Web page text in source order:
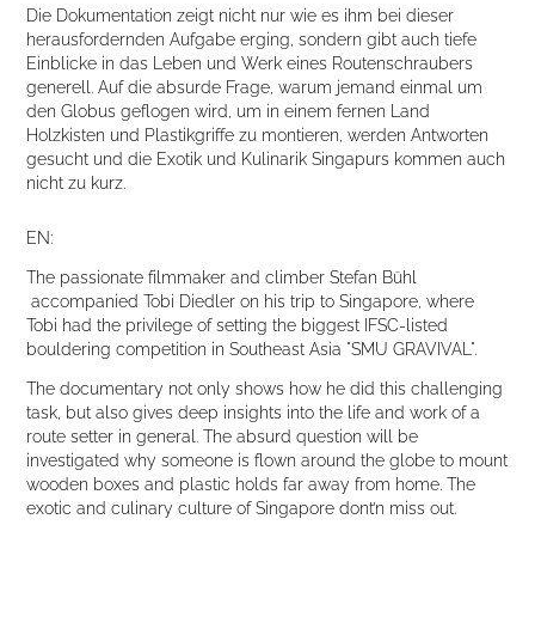
Die Dokumentation zeigt nicht nur wie es ihm bei dieser
herausfordernden Aufgabe erging, sondern gibt auch tiefe
Einblicke in das Leben und Werk eines Routenschraubers
generell. Auf die absurde Frage, warum jemand einmal um
den Globus geflogen wird, um in einem fernen Land
Holzkisten und Plastikgriffe zu montieren, werden Antworten
gesucht und die Exotik und Kulinarik Singapurs kommen auch
nicht zu kurz.
EN:
The passionate filmmaker and climber Stefan Bühl
accompanied Tobi Diedler on his trip to Singapore, where
Tobi had the privilege of setting the biggest IFSC-listed
bouldering competition in Southeast Asia "SMU GRAVIVAL".
The documentary not only shows how he did this challenging
task, but also gives deep insights into the life and work of a
route setter in general. The absurd question will be
investigated why someone is flown around the globe to mount
wooden boxes and plastic holds far away from home. The
exotic and culinary culture of Singapore dont’n miss out.